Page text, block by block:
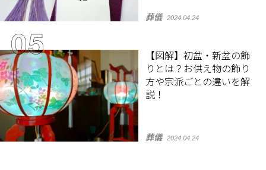
葬儀 2024.04.24
【図解】初盆・新盆の飾
りとは？お供え物の飾り
方や宗派ごとの違いを解
説！
葬儀 2024.04.24